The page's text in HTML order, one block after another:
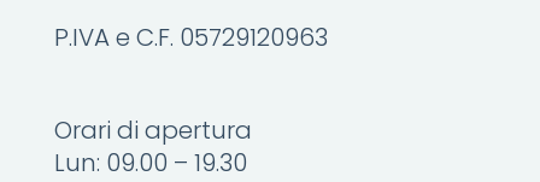
P.IVA e C.F. 05729120963
Orari di apertura
Lun: 09.00 – 19.30